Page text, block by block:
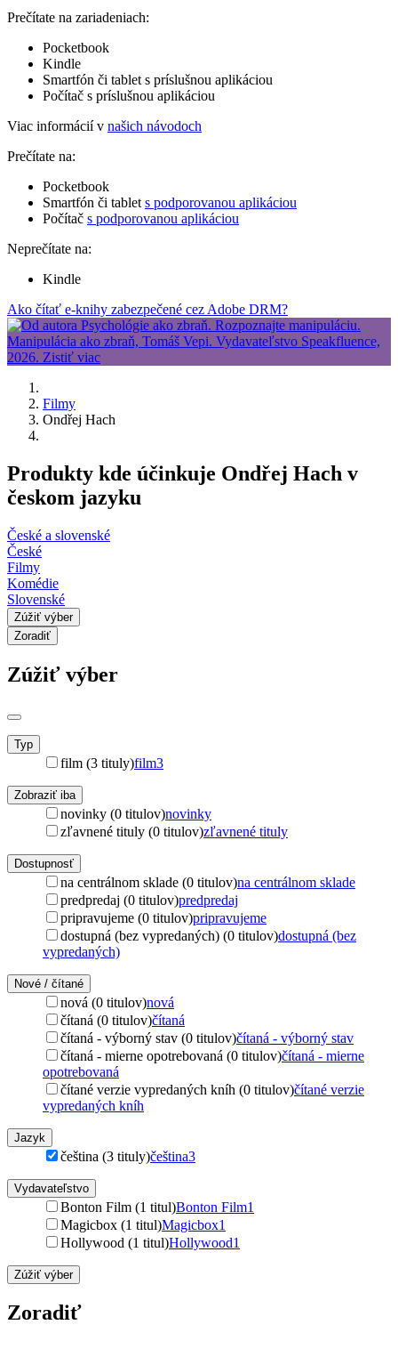
Prečítate na zariadeniach:
Pocketbook
Kindle
Smartfón či tablet s príslušnou aplikáciou
Počítač s príslušnou aplikáciou
Viac informácií v našich návodoch
Prečítate na:
Pocketbook
Smartfón či tablet s podporovanou aplikáciou
Počítač s podporovanou aplikáciou
Neprečítate na:
Kindle
Ako čítať e-knihy zabezpečené cez Adobe DRM?
Filmy
Ondřej Hach
Produkty kde účinkuje Ondřej Hach v
českom jazyku
České a slovenské
České
Filmy
Komédie
Slovenské
Zúžiť výber
Zoradiť
Zúžiť výber
Typ
film (3 tituly)film3
Zobraziť iba
novinky (0 titulov)novinky
zľavnené tituly (0 titulov)zľavnené tituly
Dostupnosť
na centrálnom sklade (0 titulov)na centrálnom sklade
predpredaj (0 titulov)predpredaj
pripravujeme (0 titulov)pripravujeme
dostupná (bez vypredaných) (0 titulov)dostupná (bez
vypredaných)
Nové / čítané
nová (0 titulov)nová
čítaná (0 titulov)čítaná
čítaná - výborný stav (0 titulov)čítaná - výborný stav
čítaná - mierne opotrebovaná (0 titulov)čítaná - mierne
opotrebovaná
čítané verzie vypredaných kníh (0 titulov)čítané verzie
vypredaných kníh
Jazyk
čeština (3 tituly)čeština3
Vydavateľstvo
Bonton Film (1 titul)Bonton Film1
Magicbox (1 titul)Magicbox1
Hollywood (1 titul)Hollywood1
Zúžiť výber
Zoradiť